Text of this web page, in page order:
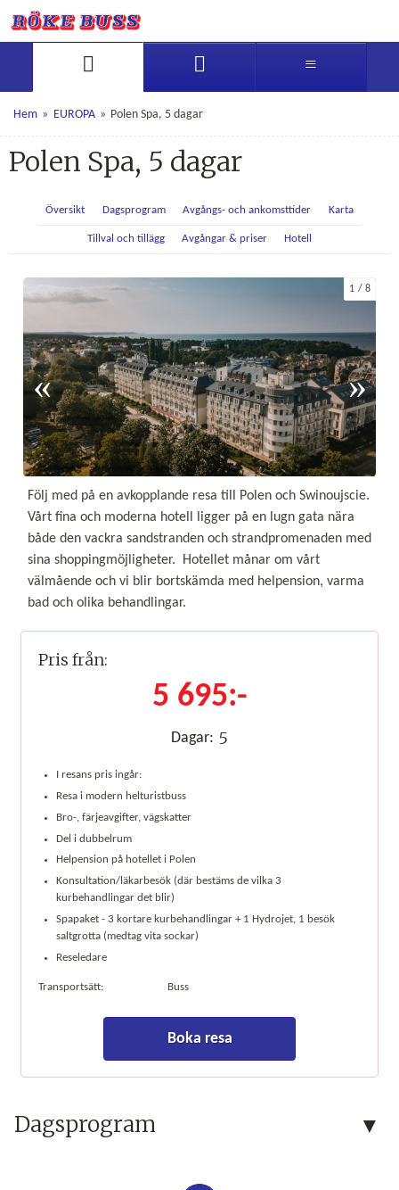
Hem » EUROPA » Polen Spa, 5 dagar
Polen Spa, 5 dagar
Översikt Dagsprogram Avgångs- och ankomsttider Karta
Tillval och tillägg Avgångar & priser Hotell
1 8
Följ med på en avkopplande resa till Polen och Swinoujscie.
Vårt fina och moderna hotell ligger på en lugn gata nära
både den vackra sandstranden och strandpromenaden med
sina shoppingmöjligheter. Hotellet månar om vårt
välmående och vi blir bortskämda med helpension, varma
bad och olika behandlingar.
Pris från:
5 695:-
Dagar: 5
I resans pris ingår:
Resa i modern helturistbuss
Bro-, färjeavgifter, vägskatter
Del i dubbelrum
Helpension på hotellet i Polen
Konsultation/läkarbesök (där bestäms de vilka 3
kurbehandlingar det blir)
Spapaket - 3 kortare kurbehandlingar + 1 Hydrojet, 1 besök
saltgrotta (medtag vita sockar)
Reseledare
Transportsätt: Buss
Boka resa
Dagsprogram